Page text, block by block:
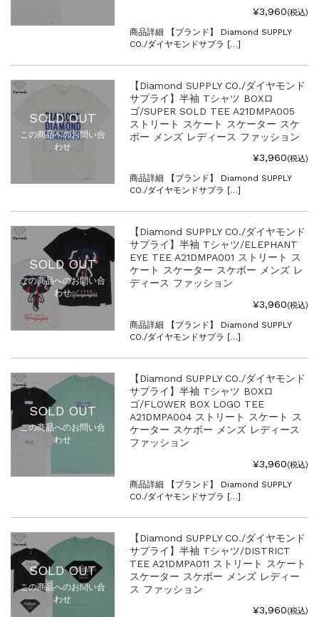
¥3,960(税込)
商品詳細 【ブランド】 Diamond SUPPLY
CO./ダイヤモンドサプラ […]
SOLD OUT
この商品へのお問い合
わせ
【Diamond SUPPLY CO./ダイヤモンド
サプライ】半袖 Tシャツ BOXロ
ゴ/SUPER SOLD TEE A21DMPA005
ストリート スケート スケーター スケ
ボー メンズ レディース ファッション
¥3,960(税込)
商品詳細 【ブランド】 Diamond SUPPLY
CO./ダイヤモンドサプラ […]
SOLD OUT
この商品へのお問い合
わせ
【Diamond SUPPLY CO./ダイヤモンド
サプライ】半袖 Tシャツ/ELEPHANT
EYE TEE A21DMPA001 ストリート ス
ケート スケーター スケボー メンズ レ
ディース ファッション
¥3,960(税込)
商品詳細 【ブランド】 Diamond SUPPLY
CO./ダイヤモンドサプラ […]
SOLD OUT
この商品へのお問い合
わせ
【Diamond SUPPLY CO./ダイヤモンド
サプライ】半袖 Tシャツ BOXロ
ゴ/FLOWER BOX LOGO TEE
A21DMPA004 ストリート スケート ス
ケーター スケボー メンズ レディース
ファッション
¥3,960(税込)
商品詳細 【ブランド】 Diamond SUPPLY
CO./ダイヤモンドサプラ […]
SOLD OUT
この商品へのお問い合
わせ
【Diamond SUPPLY CO./ダイヤモンド
サプライ】半袖 Tシャツ/DISTRICT
TEE A21DMPA011 ストリート スケート
スケーター スケボー メンズ レディー
ス ファッション
¥3,960(税込)